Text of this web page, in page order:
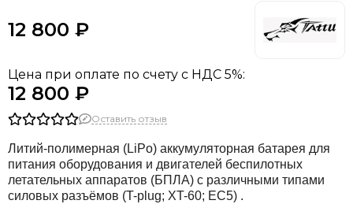
12 800 ₽
Цена при оплате по счету с НДС 5%:
12 800 ₽
Оставить отзыв
Литий-полимерная (LiPo) аккумуляторная батарея для
питания оборудования и двигателей беспилотных
летательных аппаратов (БПЛА) с различными типами
силовых разъёмов (T-plug; XT-60; EC5) .